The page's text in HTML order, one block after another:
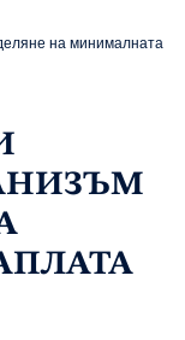
на минималната